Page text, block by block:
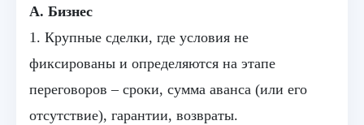
А. Бизнес
1. Крупные сделки, где условия не
фиксированы и определяются на этапе
переговоров – сроки, сумма аванса (или его
отсутствие), гарантии, возвраты.